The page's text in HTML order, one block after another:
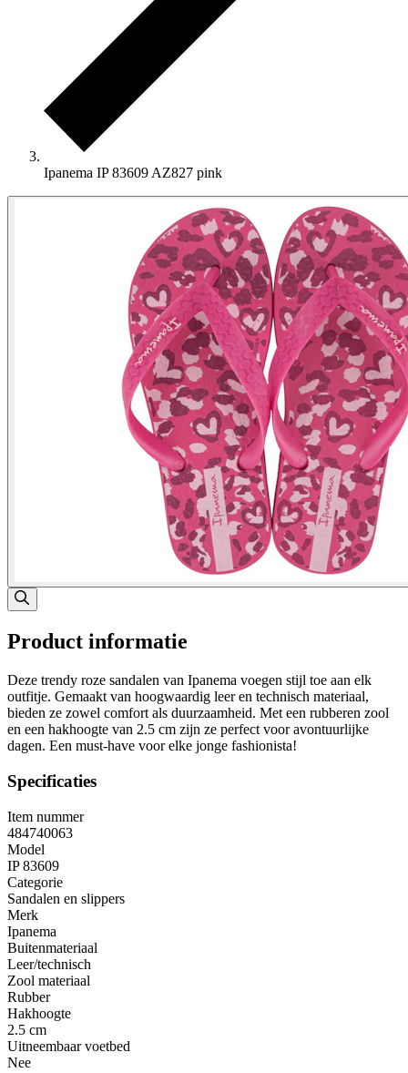
Ipanema IP 83609 AZ827 pink
Product informatie
Deze trendy roze sandalen van Ipanema voegen stijl toe aan elk
outfitje. Gemaakt van hoogwaardig leer en technisch materiaal,
bieden ze zowel comfort als duurzaamheid. Met een rubberen zool
en een hakhoogte van 2.5 cm zijn ze perfect voor avontuurlijke
dagen. Een must-have voor elke jonge fashionista!
Specificaties
Item nummer
484740063
Model
IP 83609
Categorie
Sandalen en slippers
Merk
Ipanema
Buitenmateriaal
Leer/technisch
Zool materiaal
Rubber
Hakhoogte
2.5 cm
Uitneembaar voetbed
Nee